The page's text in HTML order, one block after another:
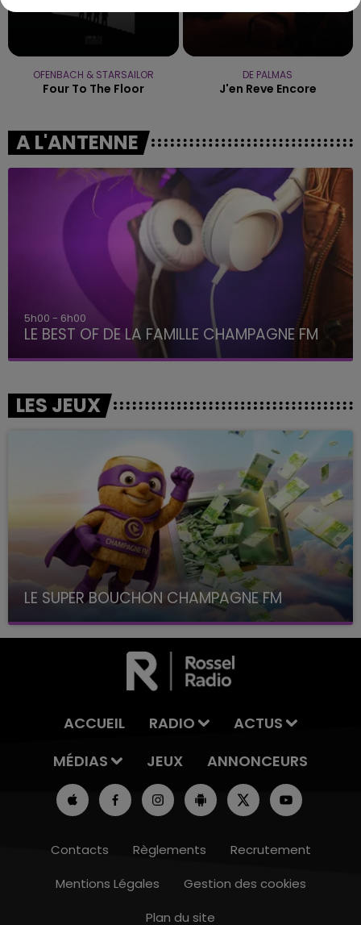
OFENBACH & STARSAILOR
Four To The Floor
DE PALMAS
J'en Reve Encore
A L'ANTENNE
5h00 - 6h00
LE BEST OF DE LA FAMILLE CHAMPAGNE FM
LES JEUX
LE SUPER BOUCHON CHAMPAGNE FM
avec La Famille Champagne FM, à 8H10
ACCUEIL RADIO
ACTUS
MÉDIAS
JEUX ANNONCEURS
Contacts Règlements
Recrutement
Mentions Légales
Gestion des cookies
Plan du site